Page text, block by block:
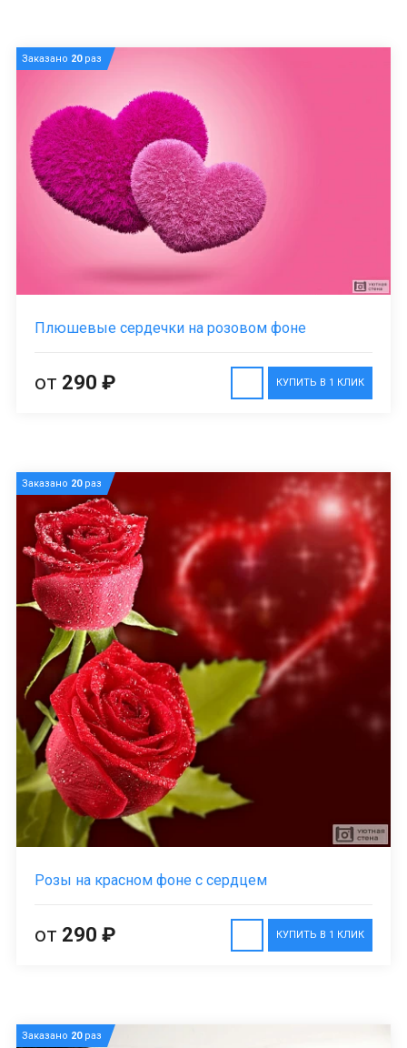
Заказано 20раз
Плюшевые сердечки на розовом фоне
КУПИТЬ В 1 КЛИК
от 290 ₽
Заказано 20раз
Розы на красном фоне с сердцем
КУПИТЬ В 1 КЛИК
от 290 ₽
Заказано 20раз